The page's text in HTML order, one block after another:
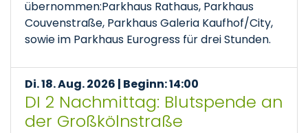
übernommen:Parkhaus Rathaus, Parkhaus
Couvenstraße, Parkhaus Galeria Kaufhof/City,
sowie im Parkhaus Eurogress für drei Stunden.
Di. 18. Aug. 2026 | Beginn: 14:00
DI 2 Nachmittag: Blutspende an
der Großkölnstraße